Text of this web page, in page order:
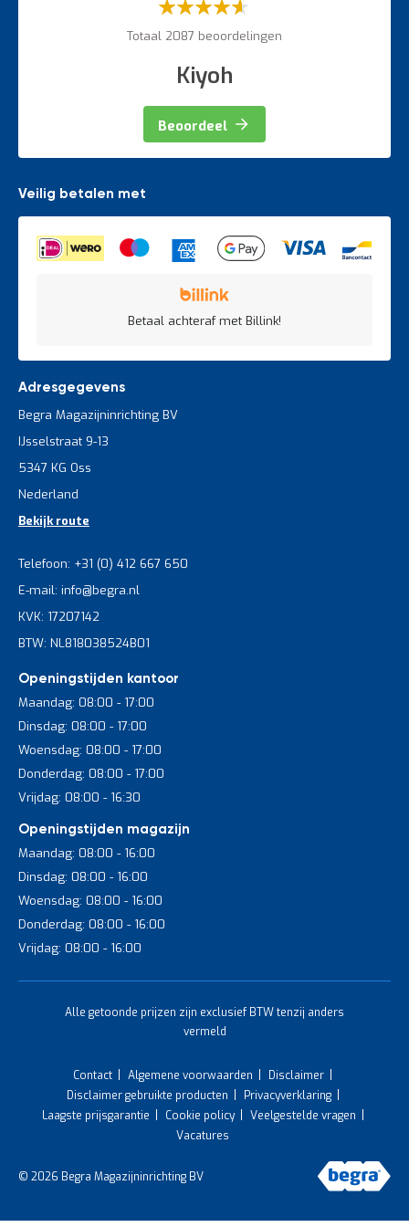
Waardering:
Totaal 2087 beoordelingen
Kiyoh
Beoordeel
Veilig betalen met
Betaal achteraf met Billink!
Adresgegevens
Begra Magazijninrichting BV
IJsselstraat 9-13
5347 KG Oss
Nederland
Bekijk route
Telefoon: +31 (0) 412 667 650
E-mail: info@begra.nl
KVK: 17207142
BTW: NL818038524B01
Openingstijden kantoor
Maandag: 08:00 - 17:00
Dinsdag: 08:00 - 17:00
Woensdag: 08:00 - 17:00
Donderdag: 08:00 - 17:00
Vrijdag: 08:00 - 16:30
Openingstijden magazijn
Maandag: 08:00 - 16:00
Dinsdag: 08:00 - 16:00
Woensdag: 08:00 - 16:00
Donderdag: 08:00 - 16:00
Vrijdag: 08:00 - 16:00
Alle getoonde prijzen zijn exclusief BTW tenzij anders
vermeld
Contact Algemene voorwaarden
Disclaimer
Disclaimer gebruikte producten
Privacyverklaring
Laagste prijsgarantie
Cookie policy
Veelgestelde vragen
Vacatures
© 2026 Begra Magazijninrichting BV